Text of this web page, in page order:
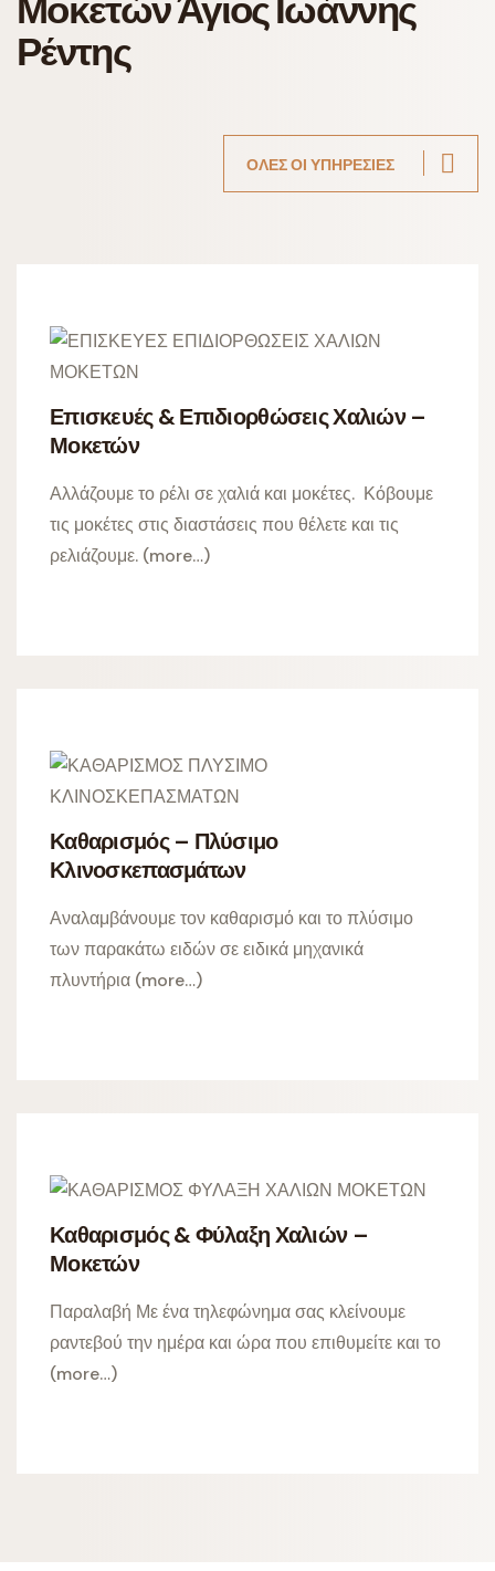
Ρέντης
ΟΛΕΣ ΟΙ ΥΠΗΡΕΣΙΕΣ
Επισκευές & Επιδιορθώσεις Χαλιών –
Μοκετών
Αλλάζουμε το ρέλι σε χαλιά και μοκέτες. Κόβουμε
τις μοκέτες στις διαστάσεις που θέλετε και τις
ρελιάζουμε. (more…)
Καθαρισμός – Πλύσιμο
Κλινοσκεπασμάτων
Αναλαμβάνουμε τον καθαρισμό και το πλύσιμο
των παρακάτω ειδών σε ειδικά μηχανικά
πλυντήρια (more…)
Καθαρισμός & Φύλαξη Χαλιών –
Μοκετών
Παραλαβή Με ένα τηλεφώνημα σας κλείνουμε
ραντεβού την ημέρα και ώρα που επιθυμείτε και το
(more…)